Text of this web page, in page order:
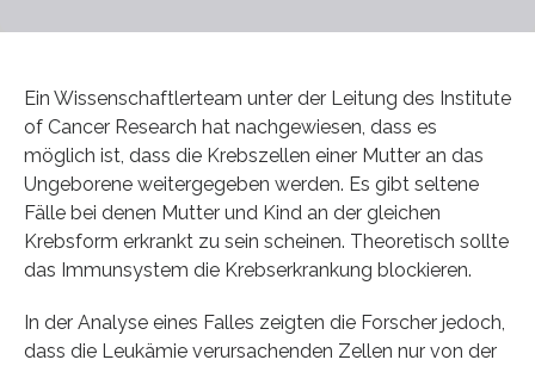
Ein Wissenschaftlerteam unter der Leitung des Institute
of Cancer Research hat nachgewiesen, dass es
möglich ist, dass die Krebszellen einer Mutter an das
Ungeborene weitergegeben werden. Es gibt seltene
Fälle bei denen Mutter und Kind an der gleichen
Krebsform erkrankt zu sein scheinen. Theoretisch sollte
das Immunsystem die Krebserkrankung blockieren.
In der Analyse eines Falles zeigten die Forscher jedoch,
dass die Leukämie verursachenden Zellen nur von der